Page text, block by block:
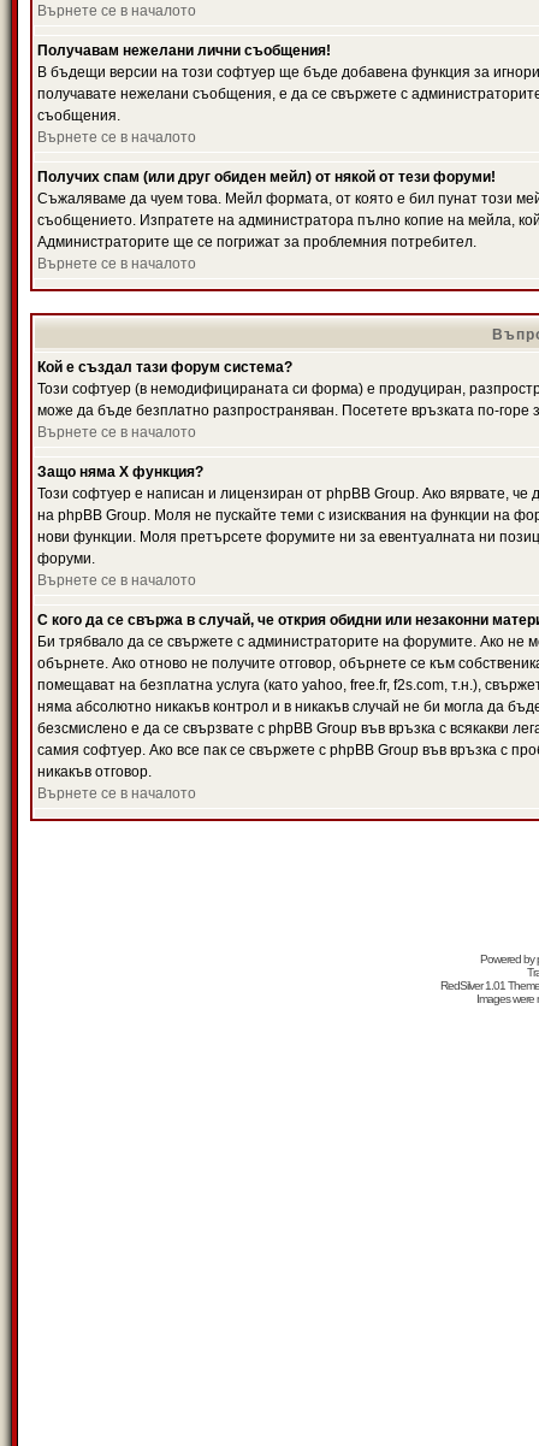
Върнете се в началото
Получавам нежелани лични съобщения!
В бъдещи версии на този софтуер ще бъде добавена функция за
получавате нежелани съобщения, е да се свържете с
съобщения.
Върнете се в началото
Получих спам (или друг обиден мейл) от някой от тези форуми!
Съжаляваме да чуем това. Мейл формата, от която е бил пунат този
съобщението. Изпратете на администратора пълно копие на мейла,
Администраторите ще се погрижат за проблемния потребител.
Върнете се в началото
Кой е създал тази форум система?
Този софтуер (в немодифицираната си форма) е продуциран,
може да бъде безплатно разпространяван. Посетете връзката по-горе
Върнете се в началото
Защо няма X функция?
Този софтуер е написан и лицензиран от phpBB Group. Ако вярвате,
на phpBB Group. Моля не пускайте теми с изисквания на функции на
нови функции. Моля претърсете форумите ни за евентуалната ни
форуми.
Върнете се в началото
С кого да се свържа в случай, че открия обидни или незаконни
Би трябвало да се свържете с администраторите на форумите. Ако не
обърнете. Ако отново не получите отговор, обърнете се към
помещават на безплатна услуга (като yahoo, free.fr, f2s.com, т.н.),
няма абсолютно никакъв контрол и в никакъв случай не би могла да
безсмислено е да се свързвате с phpBB Group във връзка с всякакви
самия софтуер. Ако все пак се свържете с phpBB Group във връзка с
никакъв отговор.
Върнете се в началото
Powered by
RedSilver 1.01
Images were